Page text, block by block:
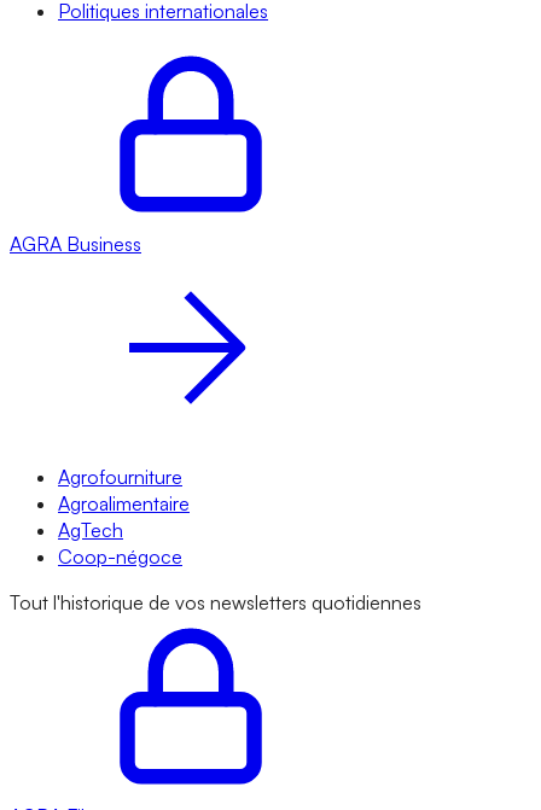
Politiques internationales
AGRA Business
Agrofourniture
Agroalimentaire
AgTech
Coop-négoce
Tout l'historique de vos newsletters quotidiennes